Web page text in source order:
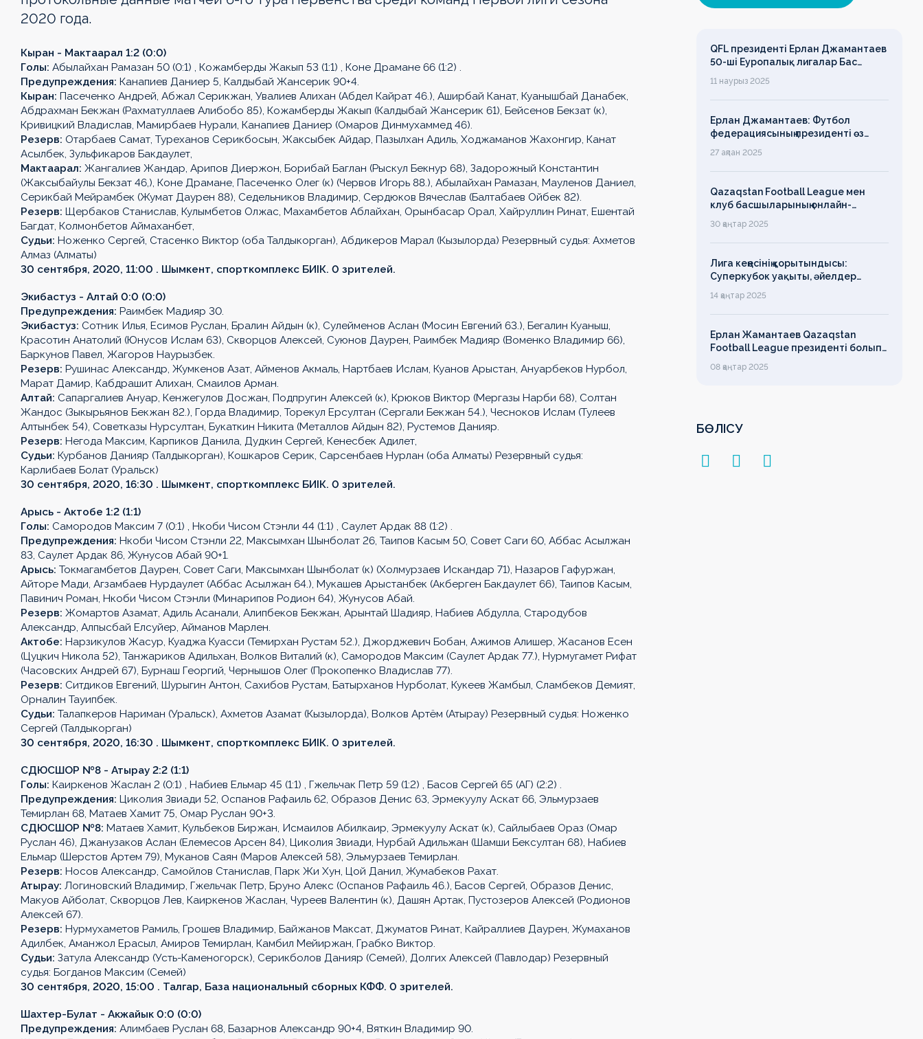
2020 года.
Кыран - Мактаарал 1:2 (0:0)
Голы: Абылайхан Рамазан 50 (0:1) , Кожамберды Жакып 53 (1:1) , Коне Драмане 66 (1:2) .
Предупреждения: Канапиев Даниер 5, Калдыбай Жансерик 90+4.
Кыран: Пасеченко Андрей, Абжал Серикжан, Увалиев Алихан (Абдел Кайрат 46.), Аширбай Канат, Куанышбай Данабек,
Абдрахман Бекжан (Рахматуллаев Алибобо 85), Кожамберды Жакып (Калдыбай Жансерик 61), Бейсенов Бекзат (к),
Кривицкий Владислав, Мамирбаев Нурали, Канапиев Даниер (Омаров Динмухаммед 46).
Резерв: Отарбаев Самат, Туреханов Серикбосын, Жаксыбек Айдар, Пазылхан Адиль, Ходжаманов Жахонгир, Канат
Асылбек, Зульфикаров Бакдаулет,
Мактаарал: Жангалиев Жандар, Арипов Диержон, Борибай Баглан (Рыскул Бекнур 68), Задорожный Константин
(Жаксыбайулы Бекзат 46,), Коне Драмане, Пасеченко Олег (к) (Червов Игорь 88.), Абылайхан Рамазан, Мауленов Даниел,
Серикбай Мейрамбек (Жумат Даурен 88), Седельников Владимир, Сердюков Вячеслав (Балтабаев Ойбек 82).
Резерв: Щербаков Станислав, Кулымбетов Олжас, Махамбетов Аблайхан, Орынбасар Орал, Хайруллин Ринат, Ешентай
Багдат, Колмонбетов Аймаханбет,
Судьи: Ноженко Сергей, Стасенко Виктор (оба Талдыкорган), Абдикеров Марал (Кызылорда) Резервный судья: Ахметов
Алмаз (Алматы)
30 сентября, 2020, 11:00 . Шымкент, спорткомплекс БИIК. 0 зрителей.
Экибастуз - Алтай 0:0 (0:0)
Предупреждения: Раимбек Мадияр 30.
Экибастуз: Сотник Илья, Есимов Руслан, Бралин Айдын (к), Сулейменов Аслан (Мосин Евгений 63.), Бегалин Куаныш,
Красотин Анатолий (Юнусов Ислам 63), Скворцов Алексей, Суюнов Даурен, Раимбек Мадияр (Воменко Владимир 66),
Баркунов Павел, Жагоров Наурызбек.
Резерв: Рушинас Александр, Жумкенов Азат, Айменов Акмаль, Нартбаев Ислам, Куанов Арыстан, Ануарбеков Нурбол,
Марат Дамир, Кабдрашит Алихан, Смаилов Арман.
Алтай: Сапаргалиев Ануар, Кенжегулов Досжан, Подпругин Алексей (к), Крюков Виктор (Мергазы Нарби 68), Солтан
Жандос (Зыкырьянов Бекжан 82.), Горда Владимир, Торекул Ерсултан (Сергали Бекжан 54.), Чесноков Ислам (Тулеев
Алтынбек 54), Советказы Нурсултан, Букаткин Никита (Металлов Айдын 82), Рустемов Данияр.
Резерв: Негода Максим, Карпиков Данила, Дудкин Сергей, Кенесбек Адилет,
Судьи: Курбанов Данияр (Талдыкорган), Кошкаров Серик, Сарсенбаев Нурлан (оба Алматы) Резервный судья:
Карлибаев Болат (Уральск)
30 сентября, 2020, 16:30 . Шымкент, спорткомплекс БИIК. 0 зрителей.
Арысь - Актобе 1:2 (1:1)
Голы: Самородов Максим 7 (0:1) , Нкоби Чисом Стэнли 44 (1:1) , Саулет Ардак 88 (1:2) .
Предупреждения: Нкоби Чисом Стэнли 22, Максымхан Шынболат 26, Таипов Касым 50, Совет Саги 60, Аббас Асылжан
83, Саулет Ардак 86, Жунусов Абай 90+1.
Арысь: Токмагамбетов Даурен, Совет Саги, Максымхан Шынболат (к) (Холмурзаев Искандар 71), Назаров Гафуржан,
Айторе Мади, Агзамбаев Нурдаулет (Аббас Асылжан 64.), Мукашев Арыстанбек (Акберген Бакдаулет 66), Таипов Касым,
Павинич Роман, Нкоби Чисом Стэнли (Минарипов Родион 64), Жунусов Абай.
Резерв: Жомартов Азамат, Адиль Асанали, Алипбеков Бекжан, Арынтай Шадияр, Набиев Абдулла, Стародубов
Александр, Алпысбай Елсуйер, Айманов Марлен.
Актобе: Нарзикулов Жасур, Куаджа Куасси (Темирхан Рустам 52.), Джорджевич Бобан, Ажимов Алишер, Жасанов Есен
(Цуцкич Никола 52), Танжариков Адильхан, Волков Виталий (к), Самородов Максим (Саулет Ардак 77.), Нурмугамет Рифат
(Часовских Андрей 67), Бурнаш Георгий, Чернышов Олег (Прокопенко Владислав 77).
Резерв: Ситдиков Евгений, Шурыгин Антон, Сахибов Рустам, Батырханов Нурболат, Кукеев Жамбыл, Сламбеков Демият,
Орналин Тауипбек.
Судьи: Талапкеров Нариман (Уральск), Ахметов Азамат (Кызылорда), Волков Артём (Атырау) Резервный судья: Ноженко
Сергей (Талдыкорган)
30 сентября, 2020, 16:30 . Шымкент, спорткомплекс БИIК. 0 зрителей.
СДЮСШОР №8 - Атырау 2:2 (1:1)
Голы: Каиркенов Жаслан 2 (0:1) , Набиев Ельмар 45 (1:1) , Гжельчак Петр 59 (1:2) , Басов Сергей 65 (АГ) (2:2) .
Предупреждения: Циколия Звиади 52, Оспанов Рафаиль 62, Образов Денис 63, Эрмекуулу Аскат 66, Эльмурзаев
Темирлан 68, Матаев Хамит 75, Омар Руслан 90+3.
СДЮСШОР №8: Матаев Хамит, Кульбеков Биржан, Исмаилов Абилкаир, Эрмекуулу Аскат (к), Сайлыбаев Ораз (Омар
Руслан 46), Джанузаков Аслан (Елемесов Арсен 84), Циколия Звиади, Нурбай Адильжан (Шамши Бексултан 68), Набиев
Ельмар (Шерстов Артем 79), Муканов Саян (Маров Алексей 58), Эльмурзаев Темирлан.
Резерв: Носов Александр, Самойлов Станислав, Парк Жи Хун, Цой Данил, Жумабеков Рахат.
Атырау: Логиновский Владимир, Гжельчак Петр, Бруно Алекс (Оспанов Рафаиль 46.), Басов Сергей, Образов Денис,
Макуов Айболат, Скворцов Лев, Каиркенов Жаслан, Чуреев Валентин (к), Дашян Артак, Пустозеров Алексей (Родионов
Алексей 67).
Резерв: Нурмухаметов Рамиль, Грошев Владимир, Байжанов Максат, Джуматов Ринат, Кайраллиев Даурен, Жумаханов
Адилбек, Аманжол Ерасыл, Амиров Темирлан, Камбил Мейиржан, Грабко Виктор.
Судьи: Затула Александр (Усть-Каменогорск), Серикболов Данияр (Семей), Долгих Алексей (Павлодар) Резервный
судья: Богданов Максим (Семей)
30 сентября, 2020, 15:00 . Талгар, База национальный сборных КФФ. 0 зрителей.
Шахтер-Булат - Акжайык 0:0 (0:0)
Предупреждения: Алимбаев Руслан 68, Базарнов Александр 90+4, Вяткин Владимир 90.
QFL президенті Ерлан Джамантаев
50-ші Еуропалық лигалар Бас
ассамблеясына қатысты
11 наурыз 2025
Ерлан Джамантаев: Футбол
федерациясының президенті өз
есімін қадірлейтінін айтқан еді,
алайда оның сөзі түкке тұрмайды!
27 ақпан 2025
Qazaqstan Football League мен
клуб басшыларының онлайн-
конференциясының қорытындысы
бойынша баспасөз-релизі
30 қаңтар 2025
Лига кеңесінің қорытындысы:
Суперкубок уақыты, әйелдер
футболының дамуы, легионерлерге
лимит
14 қаңтар 2025
Ерлан Жамантаев Qazaqstan
Football League президенті болып
сайланды
08 қаңтар 2025
БӨЛІСУ